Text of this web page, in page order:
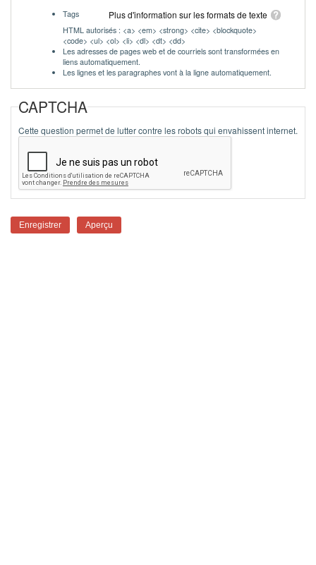
Plus d'information sur les formats de texte
Tags
HTML autorisés : <a> <em> <strong> <cite> <blockquote>
<code> <ul> <ol> <li> <dl> <dt> <dd>
Les adresses de pages web et de courriels sont transformées en
liens automatiquement.
Les lignes et les paragraphes vont à la ligne automatiquement.
CAPTCHA
Cette question permet de lutter contre les robots qui envahissent internet.